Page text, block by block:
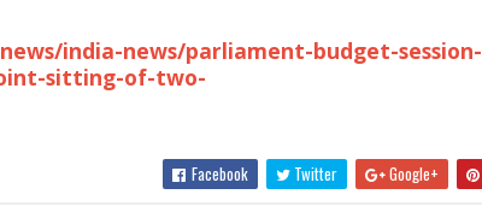
india-news/parliament-budget-session-
sitting-of-two-
Facebook Twitter Google+